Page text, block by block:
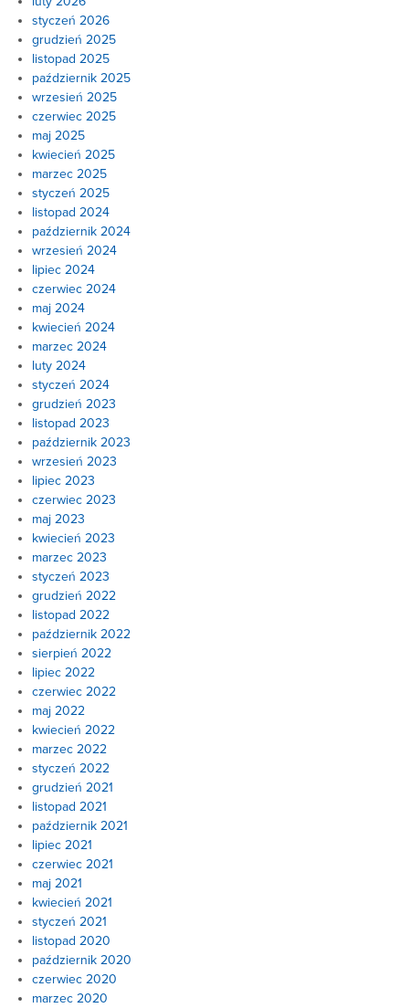
styczeń 2026
grudzień 2025
listopad 2025
październik 2025
wrzesień 2025
czerwiec 2025
maj 2025
kwiecień 2025
marzec 2025
styczeń 2025
listopad 2024
październik 2024
wrzesień 2024
lipiec 2024
czerwiec 2024
maj 2024
kwiecień 2024
marzec 2024
luty 2024
styczeń 2024
grudzień 2023
listopad 2023
październik 2023
wrzesień 2023
lipiec 2023
czerwiec 2023
maj 2023
kwiecień 2023
marzec 2023
styczeń 2023
grudzień 2022
listopad 2022
październik 2022
sierpień 2022
lipiec 2022
czerwiec 2022
maj 2022
kwiecień 2022
marzec 2022
styczeń 2022
grudzień 2021
listopad 2021
październik 2021
lipiec 2021
czerwiec 2021
maj 2021
kwiecień 2021
styczeń 2021
listopad 2020
październik 2020
czerwiec 2020
marzec 2020